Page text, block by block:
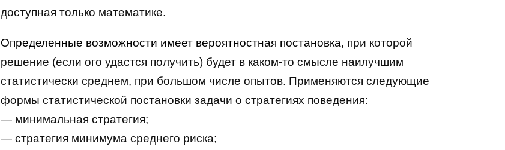
доступная только математике.
Определенные возможности имеет вероятностная постановка, при которой
решение (если ого удастся получить) будет в каком-то смысле наилучшим
статистически среднем, при большом числе опытов. Применяются следующие
формы статистической постановки задачи о стратегиях поведения:
— минимальная стратегия;
— стратегия минимума среднего риска;